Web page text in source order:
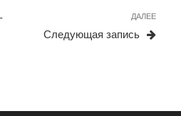
ДАЛЕЕ
Следующая запись